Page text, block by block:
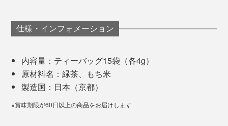
『京玄米茶 上ル入ル』は、その炒り餅から引き出せる
至高の香ばしさ、あたらしい玄米茶のおいしさを追求す
と、お餅をいちから共同開発しました。
原料は新羽二重もち米。それを水に浸け、丸粒のままヒ
ノキのせいろで蒸し上げることで、お米本来のうまみを
写真中央が本品
誰かに贈りたくなるパッケージデザインも、目を引く矢
印がポイントに。
仕様・インフォメーション
内容量：ティーバッグ15袋（各4g）
原材料名：緑茶、もち米
製造国：日本（京都）
※賞味期限が60日以上の商品をお届けします